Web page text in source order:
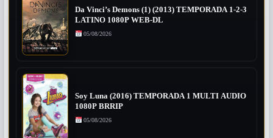
Da Vinci’s Demons (1) (2013) TEMPORADA 1-2-3
LATINO 1080P WEB-DL
05/08/2026
Soy Luna (2016) TEMPORADA 1 MULTI AUDIO
1080P BRRIP
05/08/2026